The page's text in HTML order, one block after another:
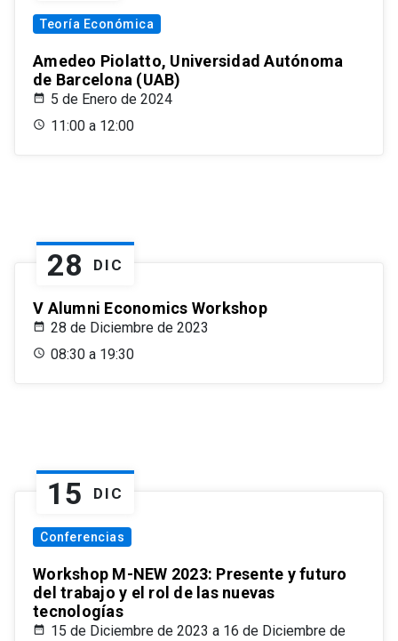
Teoría Económica
Amedeo Piolatto, Universidad Autónoma
de Barcelona (UAB)
5 de Enero de 2024
11:00 a 12:00
28 DIC
V Alumni Economics Workshop
28 de Diciembre de 2023
08:30 a 19:30
15 DIC
Conferencias
Workshop M-NEW 2023: Presente y futuro
del trabajo y el rol de las nuevas
tecnologías
15 de Diciembre de 2023 a 16 de Diciembre de